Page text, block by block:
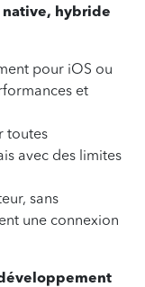
native, hybride
pour iOS ou
et
toutes
avec des limites
sans
une connexion